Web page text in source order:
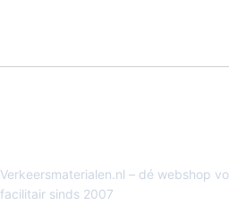
Verkeersmaterialen.nl – dé webshop
facilitair sinds 2007